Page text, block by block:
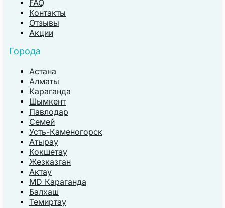
FAQ
Контакты
Отзывы
Акции
Города
Астана
Алматы
Караганда
Шымкент
Павлодар
Семей
Усть-Каменогорск
Атырау
Кокшетау
Жезказган
Актау
MD Караганда
Балхаш
Темиртау